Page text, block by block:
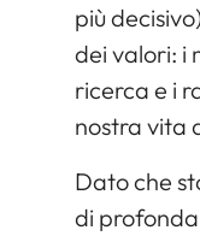
più
dei valori: i
ricerca e i
nostra vita
Dato che
di